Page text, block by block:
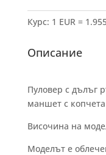
Курс: 1 EUR =
Описание
Пуловер с дълъг
маншет с копчета
Височина на
Моделът е